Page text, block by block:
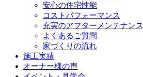
安心の住宅性能
コストパフォーマンス
充実のアフターメンテナンス
よくあるご質問
家づくりの流れ
施工実績
オーナー様の声